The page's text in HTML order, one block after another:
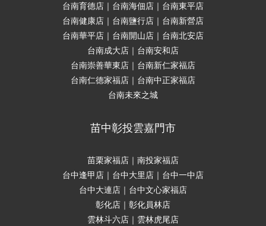
台南育德店｜台南海佃店｜台南東平店
台南健康店｜台南鹽行店｜台南新營店
台南華平店｜台南開山店｜台南北安店
台南成大店｜台南安和店
台南崇善華東店｜台南新仁家福店
台南仁德家福店｜台南中正家福店
台南未來之城
苗中彰投雲嘉門市
苗栗家福店｜南投家福店
台中逢甲店｜台中大里店｜台中一中店
台中大連店｜台中文心家福店
彰化店｜彰化員林店
雲林斗六店｜雲林虎尾店